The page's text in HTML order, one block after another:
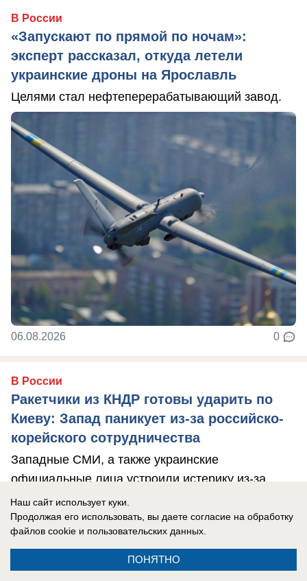
В России
«Запускают по прямой по ночам»:
эксперт рассказал, откуда летели
украинские дроны на Ярославль
Целями стал нефтеперерабатывающий завод.
06.08.2026 0
В России
Ракетчики из КНДР готовы ударить по
Киеву: Запад паникует из-за российско-
корейского сотрудничества
Западные СМИ, а также украинские
официальные лица устроили истерику из-за
возможного прибытия в Россию северокорейских
ракетчиков.
Наш сайт использует куки.
Продолжая его использовать, вы даете согласие на обработку
файлов cookie и пользовательских данных.
ПОНЯТНО